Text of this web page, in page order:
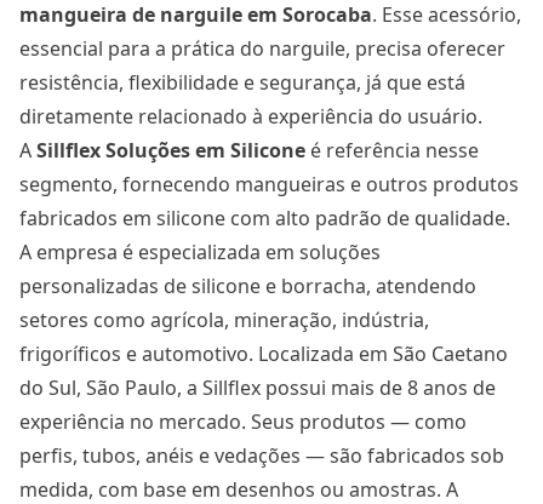
mangueira de narguileem Sorocaba. Esse acessório,
essencial para a prática do narguile, precisa oferecer
resistência, flexibilidade e segurança, já que está
diretamente relacionado à experiência do usuário.
ASillflex Soluções em Silicone é referência nesse
segmento, fornecendo mangueiras e outros produtos
fabricados em silicone com alto padrão de qualidade.
A empresa é especializada em soluções
personalizadas de silicone e borracha, atendendo
setores como agrícola, mineração, indústria,
frigoríficos e automotivo. Localizada em São Caetano
do Sul, São Paulo, a Sillflex possui mais de 8 anos de
experiência no mercado. Seus produtos — como
perfis, tubos, anéis e vedações — são fabricados sob
medida, com base em desenhos ou amostras. A